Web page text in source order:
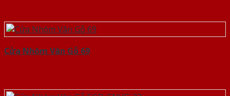
Cửa Nhôm Vân Gỗ 69